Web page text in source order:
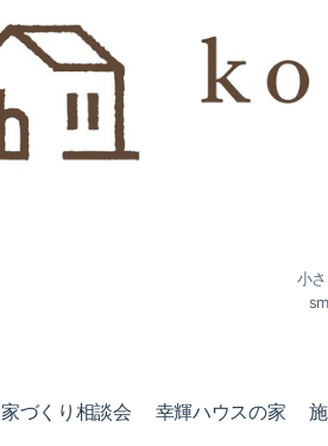
小
家づくり相談会 幸輝ハウスの家